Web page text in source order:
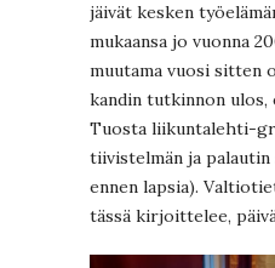
jäivät kesken
mukaansa jo vuonna
muutama vuosi sitten
kandin tutkinnon ulos,
Tuosta liikuntalehti-
tiivistelmän ja palautin
ennen lapsia).
tässä kirjoittelee,